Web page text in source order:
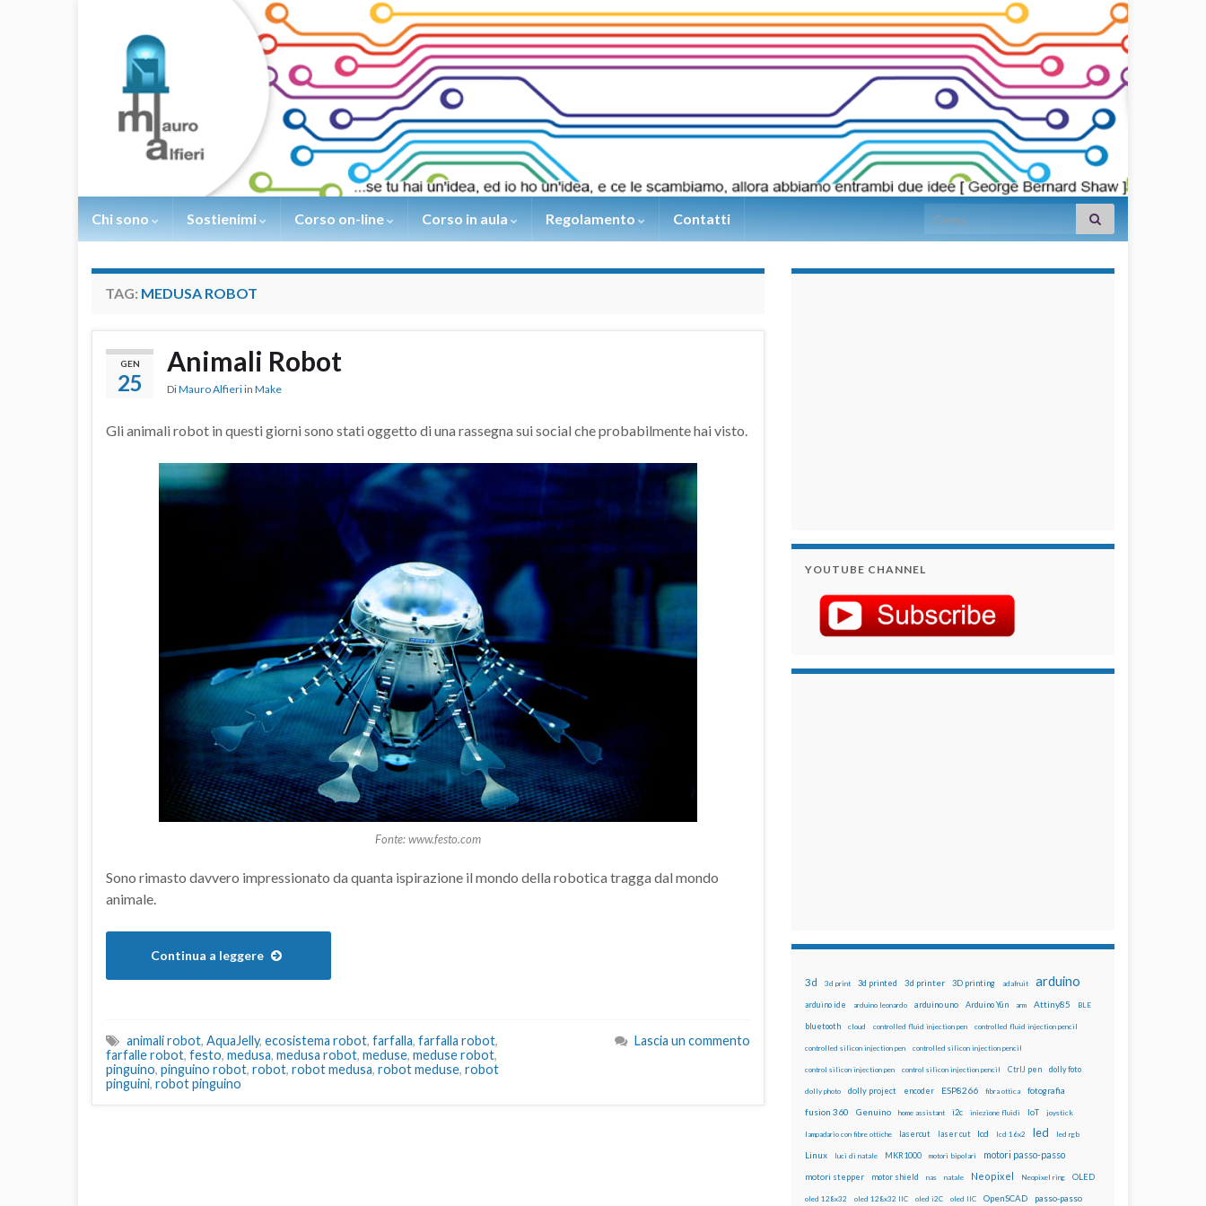
Chi sono Sostienimi Corso on-line Corso in aula Regolamento Contatti Search for:
TAG: MEDUSA ROBOT
GEN
25
Animali Robot
DiMauro Alfieri in Make
Gli animali robot in questi giorni sono stati oggetto di una rassegna sui social che probabilmente hai visto.
Fonte: www.festo.com
Sono rimasto davvero impressionato da quanta ispirazione il mondo della robotica tragga dal mondo
animale.
Continua a leggere
animali robot, AquaJelly, ecosistema robot, farfalla, farfalla robot,
farfalle robot, festo, medusa, medusa robot, meduse, meduse robot,
pinguino, pinguino robot, robot, robot medusa, robot meduse, robot
pinguini, robot pinguino
Lascia un commento
YOUTUBE CHANNEL
3d 3d print 3d printed 3d printer 3D printing adafruit arduino
arduino ide arduino leonardo arduino uno Arduino Yún arm Attiny85 BLE
bluetooth cloud controlled fluid injection pen controlled fluid injection pencil
controlled silicon injection pen controlled silicon injection pencil
control silicon injection pen control silicon injection pencil CtrlJ pen dolly foto
dolly photo dolly project encoder ESP8266 fibra ottica fotografia
fusion 360 Genuino home assistant i2c iniezione fluidi IoT joystick
lampadario con fibre ottiche lasercut laser cut lcd lcd 16x2 led led rgb
Linux luci di natale MKR1000 motori bipolari motori passo-passo
motori stepper motor shield nas natale Neopixel Neopixel ring OLED
oled 128x32 oled 128x32 IIC oled i2C oled IIC OpenSCAD passo-passo